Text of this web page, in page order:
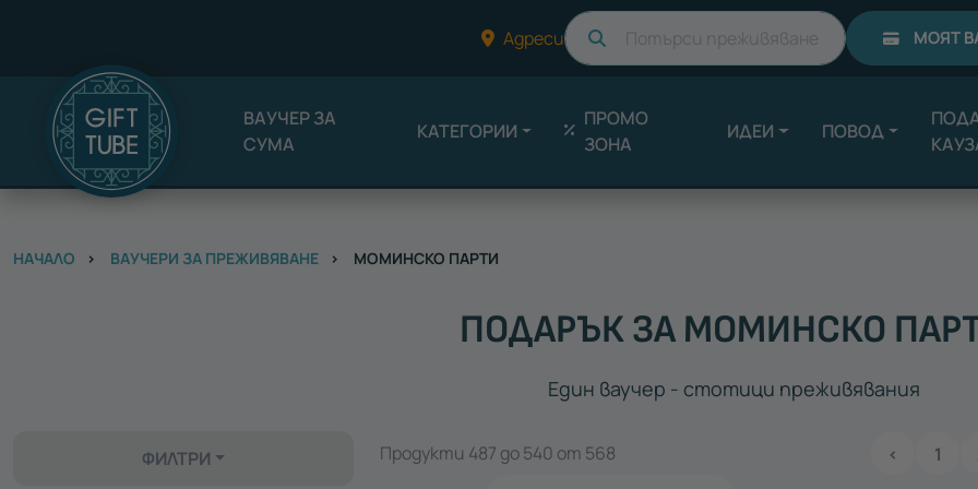
Адреси Търси МОЯТ
ВАУЧЕР ЗА
СУМА
КАТЕГОРИИ
ПРОМО
ЗОНА
ИДЕИ ПОВОД
НАЧАЛО ВАУЧЕРИ ЗА ПРЕЖИВЯВАНЕ МОМИНСКО ПАРТИ
ПОДАРЪК ЗА МОМИНСКО
Един ваучер - стотици преживявания
ФИЛТРИ Продукти 487 до 540 от 568 ‹ 1